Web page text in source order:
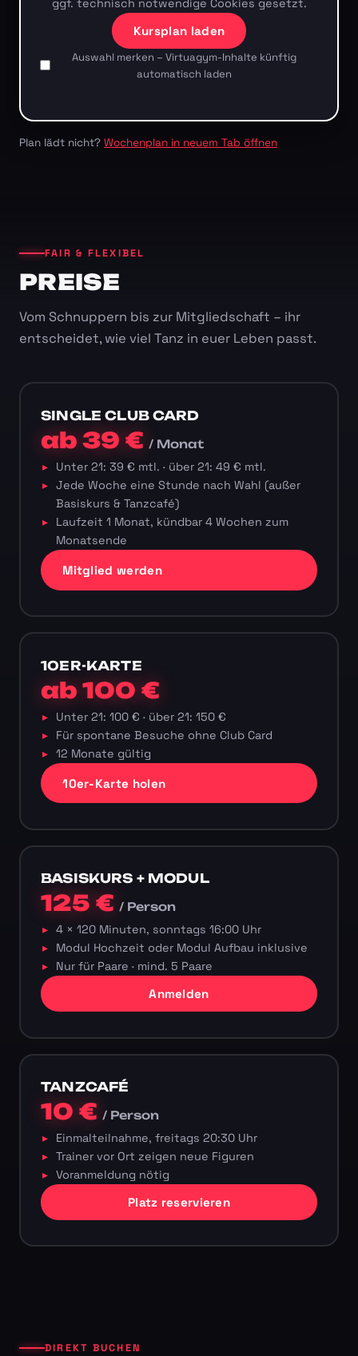
ggf. technisch notwendige Cookies gesetzt.
Kursplan laden
Auswahl merken – Virtuagym-Inhalte künftig
automatisch laden
Plan lädt nicht? Wochenplan in neuem Tab öffnen
FAIR & FLEXIBEL
PREISE
Vom Schnuppern bis zur Mitgliedschaft – ihr
entscheidet, wie viel Tanz in euer Leben passt.
SINGLE CLUB CARD
ab 39 €/ Monat
Unter 21: 39 € mtl. · über 21: 49 € mtl.
Jede Woche eine Stunde nach Wahl (außer
Basiskurs & Tanzcafé)
Laufzeit 1 Monat, kündbar 4 Wochen zum
Monatsende
Mitglied werden
10ER-KARTE
ab 100 €
Unter 21: 100 € · über 21: 150 €
Für spontane Besuche ohne Club Card
12 Monate gültig
10er-Karte holen
BASISKURS + MODUL
125 €/ Person
4 × 120 Minuten, sonntags 16:00 Uhr
Modul Hochzeit oder Modul Aufbau inklusive
Nur für Paare · mind. 5 Paare
Anmelden
TANZCAFÉ
10 €/ Person
Einmalteilnahme, freitags 20:30 Uhr
Trainer vor Ort zeigen neue Figuren
Voranmeldung nötig
Platz reservieren
DIREKT BUCHEN